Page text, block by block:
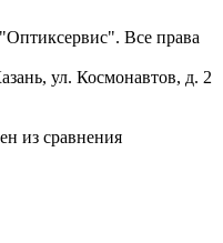
Все права
ул. Космонавтов, д. 2
из сравнения